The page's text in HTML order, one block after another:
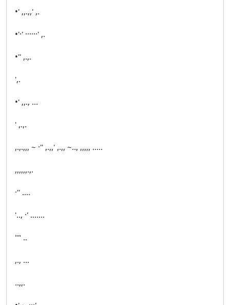
•' ,,.,,' ,.
•'·' ······' ,.
•'' ,.,.
',.
•' ,,., ...
' ,.,.
,.,.,,, ~ ·'' ,.,,' ,.,, ~.., ,,,,, .....
,,,,,,.,.
·'' ....
'.., ·' .......
"" ..
,., ...
..,,.